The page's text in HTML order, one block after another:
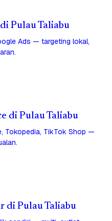
Pulau Taliabu
Ads — targeting lokal,
di Pulau Taliabu
Tokopedia, TikTok Shop —
di Pulau Taliabu